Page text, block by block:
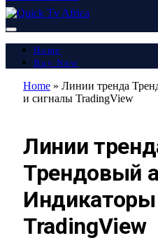
Home
Buy Now
Home » Линии тренда
и сигналы TradingView
Линии
Трендовый
TradingView